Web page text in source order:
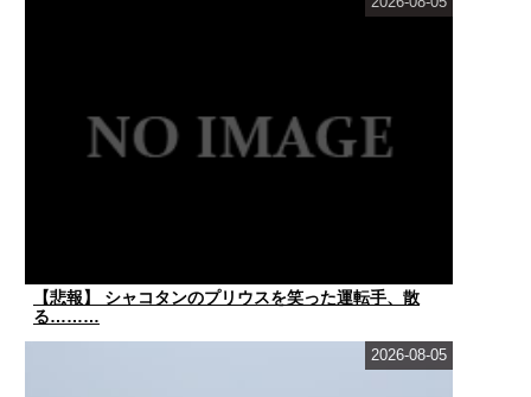
【悲報】 シャコタンのプリウスを笑った運転手、散
る………
2026-08-05